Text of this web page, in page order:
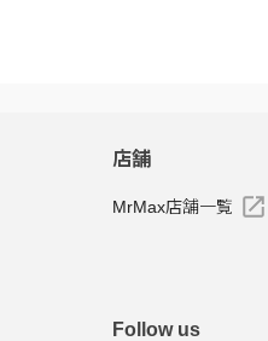
店舗
MrMax店舗一覧
Follow us